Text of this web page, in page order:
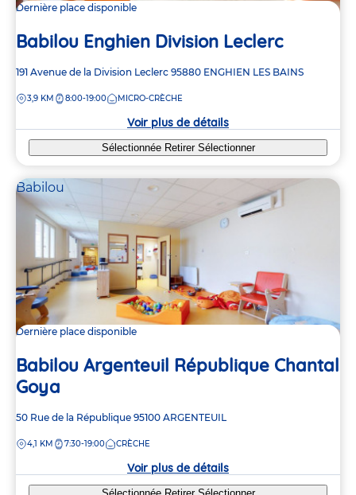
Dernière place disponible
Babilou Enghien Division Leclerc
Adresse
la
191 Avenue de la Division Leclerc 95880 ENGHIEN LES BAINS
DISTANCE
3,9 KM 8:00-19:00 MICRO-CRÈCHE
Voir plus de détails
Sélectionnée Retirer Sélectionner
Babilou
Dernière place disponible
Babilou Argenteuil République Chantal
Goya
Adresse
la
50 Rue de la République 95100 ARGENTEUIL
DISTANCE
4,1 KM 7:30-19:00 CRÈCHE
Voir plus de détails
Sélectionnée Retirer Sélectionner